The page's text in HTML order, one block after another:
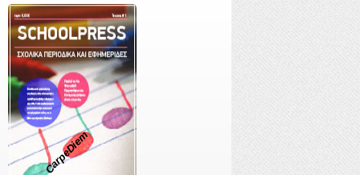
CarpeDiem